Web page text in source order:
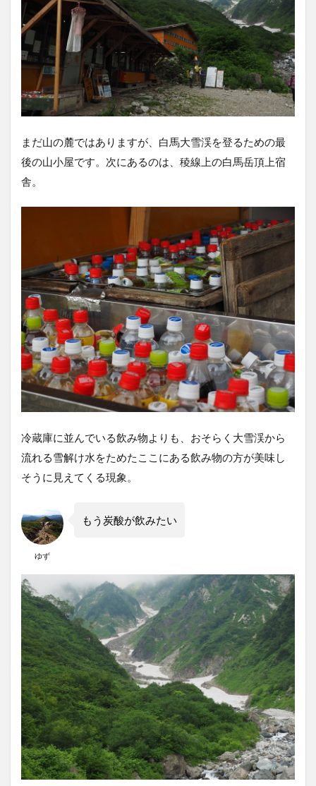
まだ山の麓ではありますが、白馬大雪渓を登るための最
後の山小屋です。次にあるのは、稜線上の白馬岳頂上宿
舎。
冷蔵庫に並んでいる飲み物よりも、おそらく大雪渓から
流れる雪解け水をためたここにある飲み物の方が美味し
そうに見えてくる現象。
ゆず
もう炭酸が飲みたい